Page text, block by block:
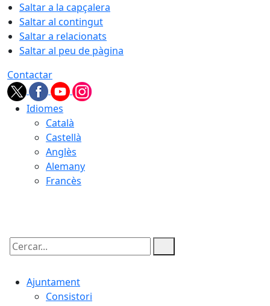
Saltar a la capçalera
Saltar al contingut
Saltar a relacionats
Saltar al peu de pàgina
Contactar
Idiomes
Català
Castellà
Anglès
Alemany
Francès
Cercar:
Ajuntament
Consistori